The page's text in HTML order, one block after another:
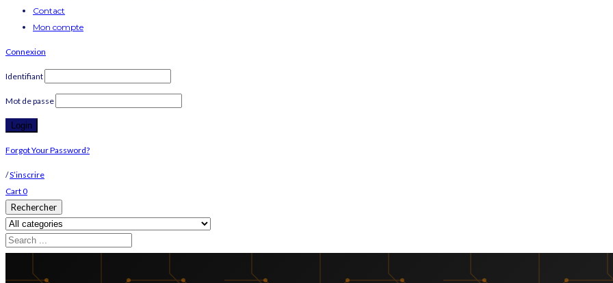
Contact
Mon compte
Connexion
Identifiant
Mot de passe
Forgot Your Password?
/S’inscrire
Cart0
Rechercher